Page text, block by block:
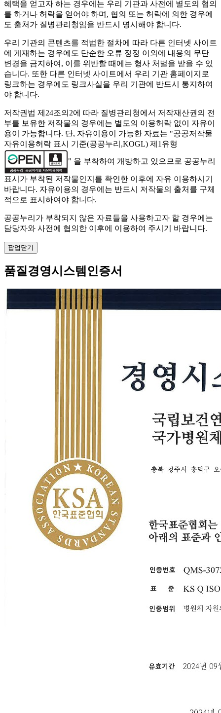
혜택을 얻고자 하는 경우에는 우리 기관과 사전에 별도의 협의
를 하거나 허락을 얻어야 하며, 협의 또는 허락에 의한 경우에
도 출처가 질병관리청임을 반드시 명시해야 합니다.
우리 기관의 콘텐츠를 적법한 절차에 따라 다른 인터넷 사이트
에 게재하는 경우에도 단순한 오류 정정 이외에 내용의 무단
변경을 금지하여, 이를 위반할 때에는 형사 처벌을 받을 수 있
습니다. 또한 다른 인터넷 사이트에서 우리 기관 홈페이지로
링크하는 경우에도 링크사실을 우리 기관에 반드시 통지하여
야 합니다.
저작권법 제24조의2에 따라 질병관리청에서 저작재산권의 전
부를 보유한 저작물의 경우에는 별도의 이용허락 없이 자유이
용이 가능합니다. 단, 자유이용이 가능한 자료는 "공공저작물
자유이용허락 표시 기준(공공누리,KOGL) 제1유형
" 을 부착하여 개방하고 있으므로 공공누리
표시가 부착된 저작물인지를 확인한 이후에 자유 이용하시기
바랍니다. 자유이용의 경우에는 반드시 저작물의 출처를 구체
적으로 표시하여야 합니다.
공공누리가 부착되지 않은 자료들을 사용하고자 할 경우에는
담당자와 사전에 협의한 이후에 이용하여 주시기 바랍니다.
팝업닫기
품질경영시스템인증서